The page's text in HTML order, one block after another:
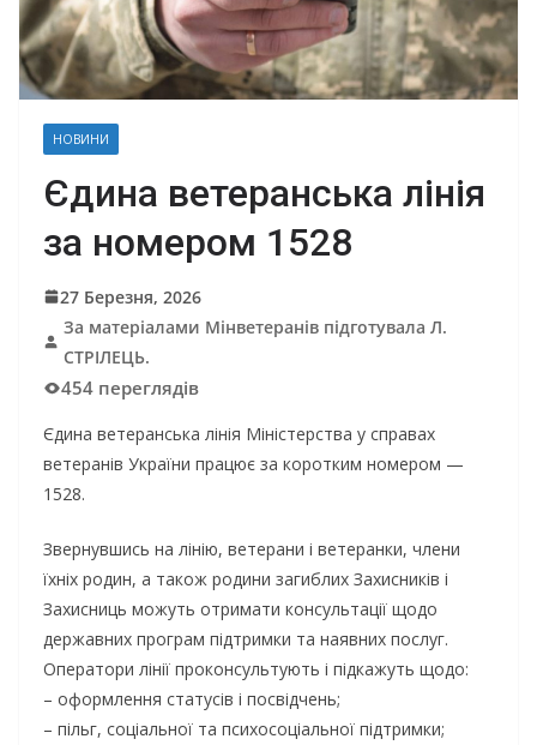
НОВИНИ
Єдина ветеранська лінія
за номером 1528
27 Березня, 2026
За матеріалами Мінветеранів підготувала Л.
СТРІЛЕЦЬ.
454 переглядів
Єдина ветеранська лінія Міністерства у справах
ветеранів України працює за коротким номером —
1528.
Звернувшись на лінію, ветерани і ветеранки, члени
їхніх родин, а також родини загиблих Захисників і
Захисниць можуть отримати консультації щодо
державних програм підтримки та наявних послуг.
Оператори лінії проконсультують і підкажуть щодо:
– оформлення статусів і посвідчень;
– пільг, соціальної та психосоціальної підтримки;